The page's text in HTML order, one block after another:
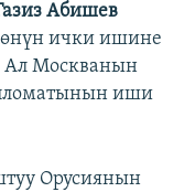
Абишев
ички ишине
Ал Москванын
иши
Орусиянын